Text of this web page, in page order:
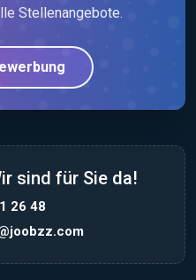
Stellenangebote.
sind für Sie da!
26 48